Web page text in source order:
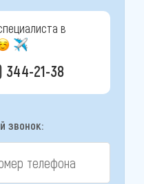
в
344-21-38
звонок: